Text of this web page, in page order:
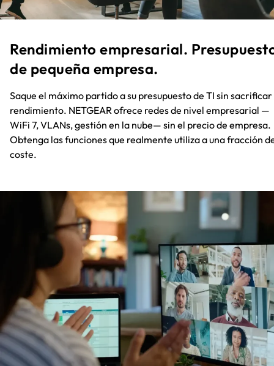
Rendimiento empresarial.
de pequeña empresa.​
Saque el máximo partido a su presupuesto de TI sin sacrificar
rendimiento. NETGEAR ofrece redes de nivel empresarial —
WiFi 7, VLANs, gestión en la nube— sin el precio de empresa.
Obtenga las funciones que realmente utiliza a una fracción
coste.​